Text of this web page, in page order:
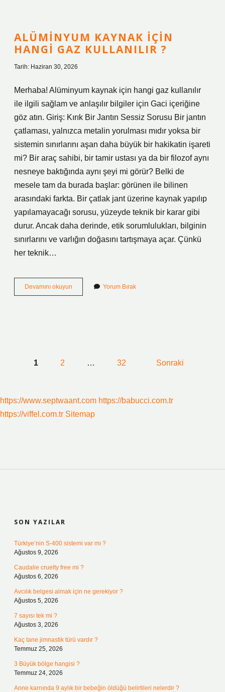
ALÜMINYUM KAYNAK IÇIN
HANGI GAZ KULLANILIR ?
Tarih: Haziran 30, 2026
Merhaba! Alüminyum kaynak için hangi gaz kullanılır
ile ilgili sağlam ve anlaşılır bilgiler için Gaci içeriğine
göz atın. Giriş: Kırık Bir Jantın Sessiz Sorusu Bir jantın
çatlaması, yalnızca metalin yorulması mıdır yoksa bir
sistemin sınırlarını aşan daha büyük bir hakikatin işareti
mi? Bir araç sahibi, bir tamir ustası ya da bir filozof aynı
nesneye baktığında aynı şeyi mi görür? Belki de
mesele tam da burada başlar: görünen ile bilinen
arasındaki farkta. Bir çatlak jant üzerine kaynak yapılıp
yapılamayacağı sorusu, yüzeyde teknik bir karar gibi
durur. Ancak daha derinde, etik sorumlulukları, bilginin
sınırlarını ve varlığın doğasını tartışmaya açar. Çünkü
her teknik…
Devamını okuyun Alüminyum
kaynak
Yorum Bırak
YAZI
1 2 … 32 Sonraki
https://www.septwaant.com https://babucci.com.tr
https://viffel.com.tr Sitemap
SON YAZILAR
Türkiye’nin S-400 sistemi var mı ?
Ağustos 9, 2026
Caudalie cruelty free mi ?
Ağustos 6, 2026
Avcılık belgesi almak için ne gerekiyor ?
Ağustos 5, 2026
7 sayısı tek mi ?
Ağustos 3, 2026
Kaç tane jimnastik türü vardır ?
Temmuz 25, 2026
3 Büyük bölge hangisi ?
Temmuz 24, 2026
Anne karnında 9 aylık bir bebeğin öldüğü belirtileri nelerdir ?